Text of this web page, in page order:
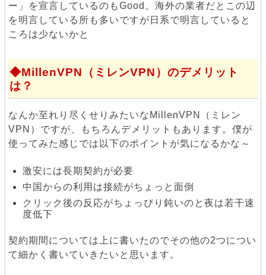
ー」を宣言しているのもGood。海外の業者だとこの辺
を明言している所も多いですが日系で明言していると
ころは少ないかと
MillenVPN（ミレンVPN）のデメリット
は？
なんか至れり尽くせりみたいなMillenVPN（ミレン
VPN）ですが、もちろんデメリットもあります。僕が
使ってみた感じでは以下のポイントが気になるかな～
激安には長期契約が必要
中国からの利用は接続がちょっと面倒
クリック後の反応がちょっぴり鈍いのと夜は若干速
度低下
契約期間については上に書いたのでその他の2つについ
て細かく書いていきたいと思います。